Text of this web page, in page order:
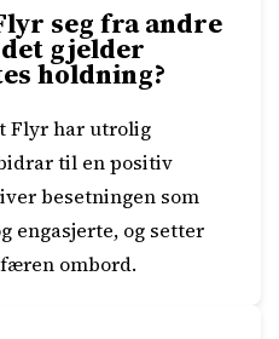
seg fra andre
gjelder
holdning?
Flyr har utrolig
til en positiv
besetningen som
engasjerte, og setter
ombord.